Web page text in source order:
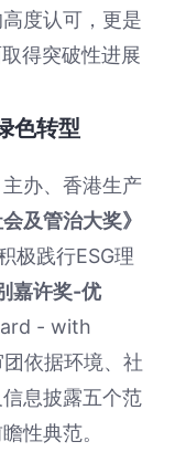
度认可，更是
得突破性进展
色转型
办、香港生产
及管治大奖》
极践行ESG理
嘉许奖-优
- with
依据环境、社
息披露五个范
性典范。